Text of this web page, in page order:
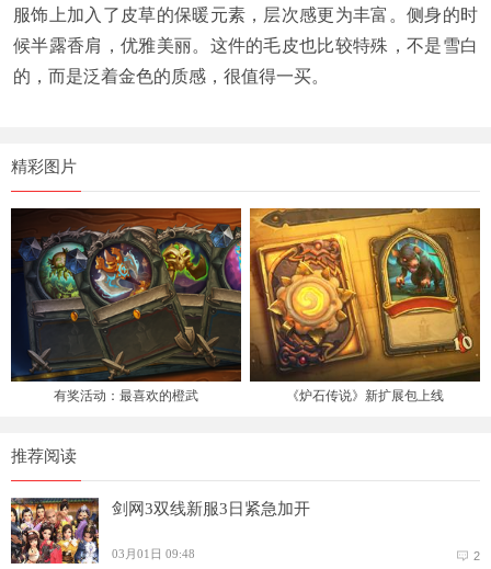
服饰上加入了皮草的保暖元素，层次感更为丰富。侧身的时
候半露香肩，优雅美丽。这件的毛皮也比较特殊，不是雪白
的，而是泛着金色的质感，很值得一买。
精彩图片
有奖活动：最喜欢的橙武 《炉石传说》新扩展包上线
推荐阅读
剑网3双线新服3日紧急加开
03月01日 09:48 2